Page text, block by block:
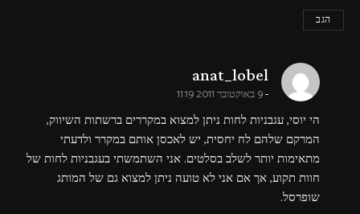
הגב
anat_lobel
9 באוקטובר 2011 11:19
הי יוסי, עגבניות לחות ניתן למצוא במקררים ברשתות השיווק,
המרקם שלהם לח יחסית, יש לאכסן אותם במקרר ולדעתי
מתאימות יותר לשלב בסלטים. אני השתמשתי בעגבניות לחות של
חוות תקוע, אך אם אני לא טועה ניתן למצוא גם של המותג
שופרסל.